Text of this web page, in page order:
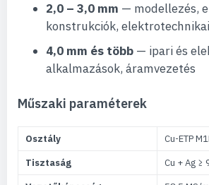
2,0 – 3,0 mm — modellezés,
konstrukciók,
4,0 mm és több — ipari és
alkalmazások, áramvezetés
Műszaki paraméterek
Osztály
Cu-ETP
Tisztaság
Cu + Ag ≥